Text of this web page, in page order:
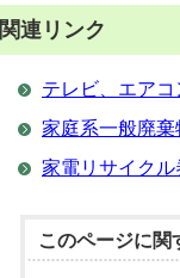
関連リンク
テレビ、エア
家庭系一般廃
家電リサイクル
このページに関